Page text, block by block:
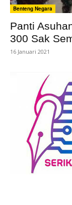
Benteng Negara
Panti
300 Sak
16 Januari 2021